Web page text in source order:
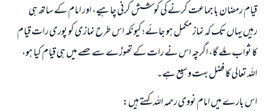
قیام رمضان با جماعت کرنے کی کوشش کرنی چاہیے، اور امام کے ساتھ ہی
رہیں یہاں تک کہ نماز مکمل ہو جائے؛ کیونکہ اس طرح نمازی کو پوری رات قیام
کا ثواب ملے گا، اگرچہ اس نے رات کے تھوڑے سے حصے میں ہی قیام کیا ہو،
اللہ تعالی کا فضل بہت وسیع ہے۔
اس بارے میں امام نووی رحمہ اللہ کہتے ہیں: